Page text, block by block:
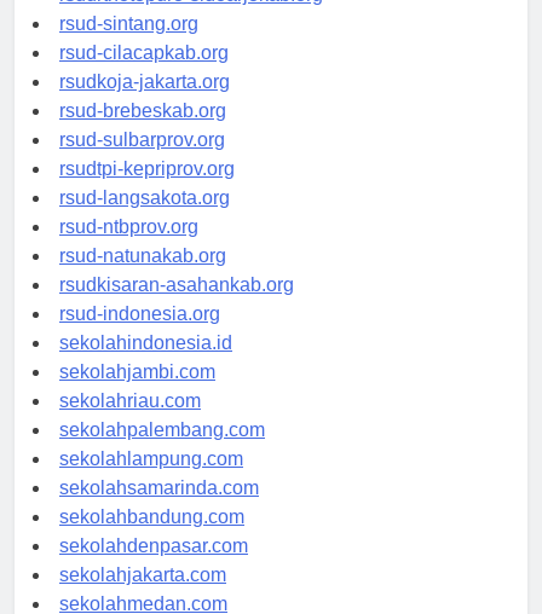
rsudrtnotopuro-sidoarjokab.org
rsud-sintang.org
rsud-cilacapkab.org
rsudkoja-jakarta.org
rsud-brebeskab.org
rsud-sulbarprov.org
rsudtpi-kepriprov.org
rsud-langsakota.org
rsud-ntbprov.org
rsud-natunakab.org
rsudkisaran-asahankab.org
rsud-indonesia.org
sekolahindonesia.id
sekolahjambi.com
sekolahriau.com
sekolahpalembang.com
sekolahlampung.com
sekolahsamarinda.com
sekolahbandung.com
sekolahdenpasar.com
sekolahjakarta.com